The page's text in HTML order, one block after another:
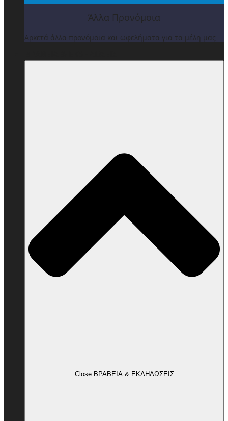
Άλλα Προνόμοια
Αρκετά άλλα προνόμοια και ωφελήματα για τα μέλη μας
Close ΒΡΑΒΕΙΑ & ΕΚΔΗΛΩΣΕΙΣ